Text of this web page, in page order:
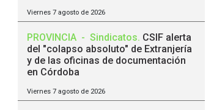
Viernes 7 agosto de 2026
PROVINCIA - Sindicatos. CSIF alerta
del "colapso absoluto" de Extranjería
y de las oficinas de documentación
en Córdoba
Viernes 7 agosto de 2026